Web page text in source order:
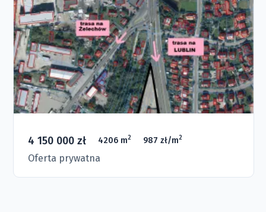
4 150 000 zł 4206 m2 987 zł/m2
Oferta prywatna